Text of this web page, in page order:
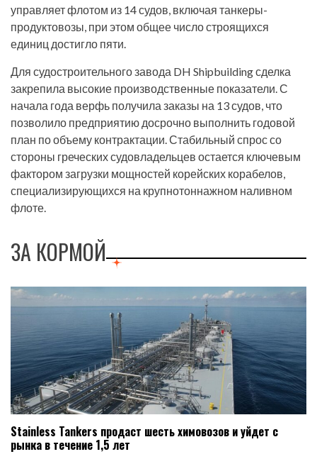
управляет флотом из 14 судов, включая танкеры-
продуктовозы, при этом общее число строящихся
единиц достигло пяти.
Для судостроительного завода DH Shipbuilding сделка
закрепила высокие производственные показатели. С
начала года верфь получила заказы на 13 судов, что
позволило предприятию досрочно выполнить годовой
план по объему контрактации. Стабильный спрос со
стороны греческих судовладельцев остается ключевым
фактором загрузки мощностей корейских корабелов,
специализирующихся на крупнотоннажном наливном
флоте.
ЗА КОРМОЙ
Stainless Tankers продаст шесть химовозов и уйдет с
рынка в течение 1,5 лет